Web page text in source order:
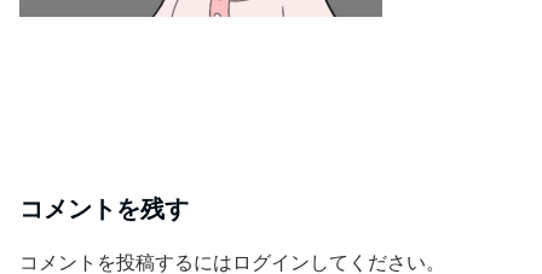
コメントを残す
コメントを投稿するには ログイン してください。